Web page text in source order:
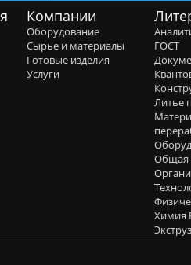
Компании
Оборудование
Сырье и материалы
Готовые изделия
Услуги
ГОСТ
Литье
Общая
Химия